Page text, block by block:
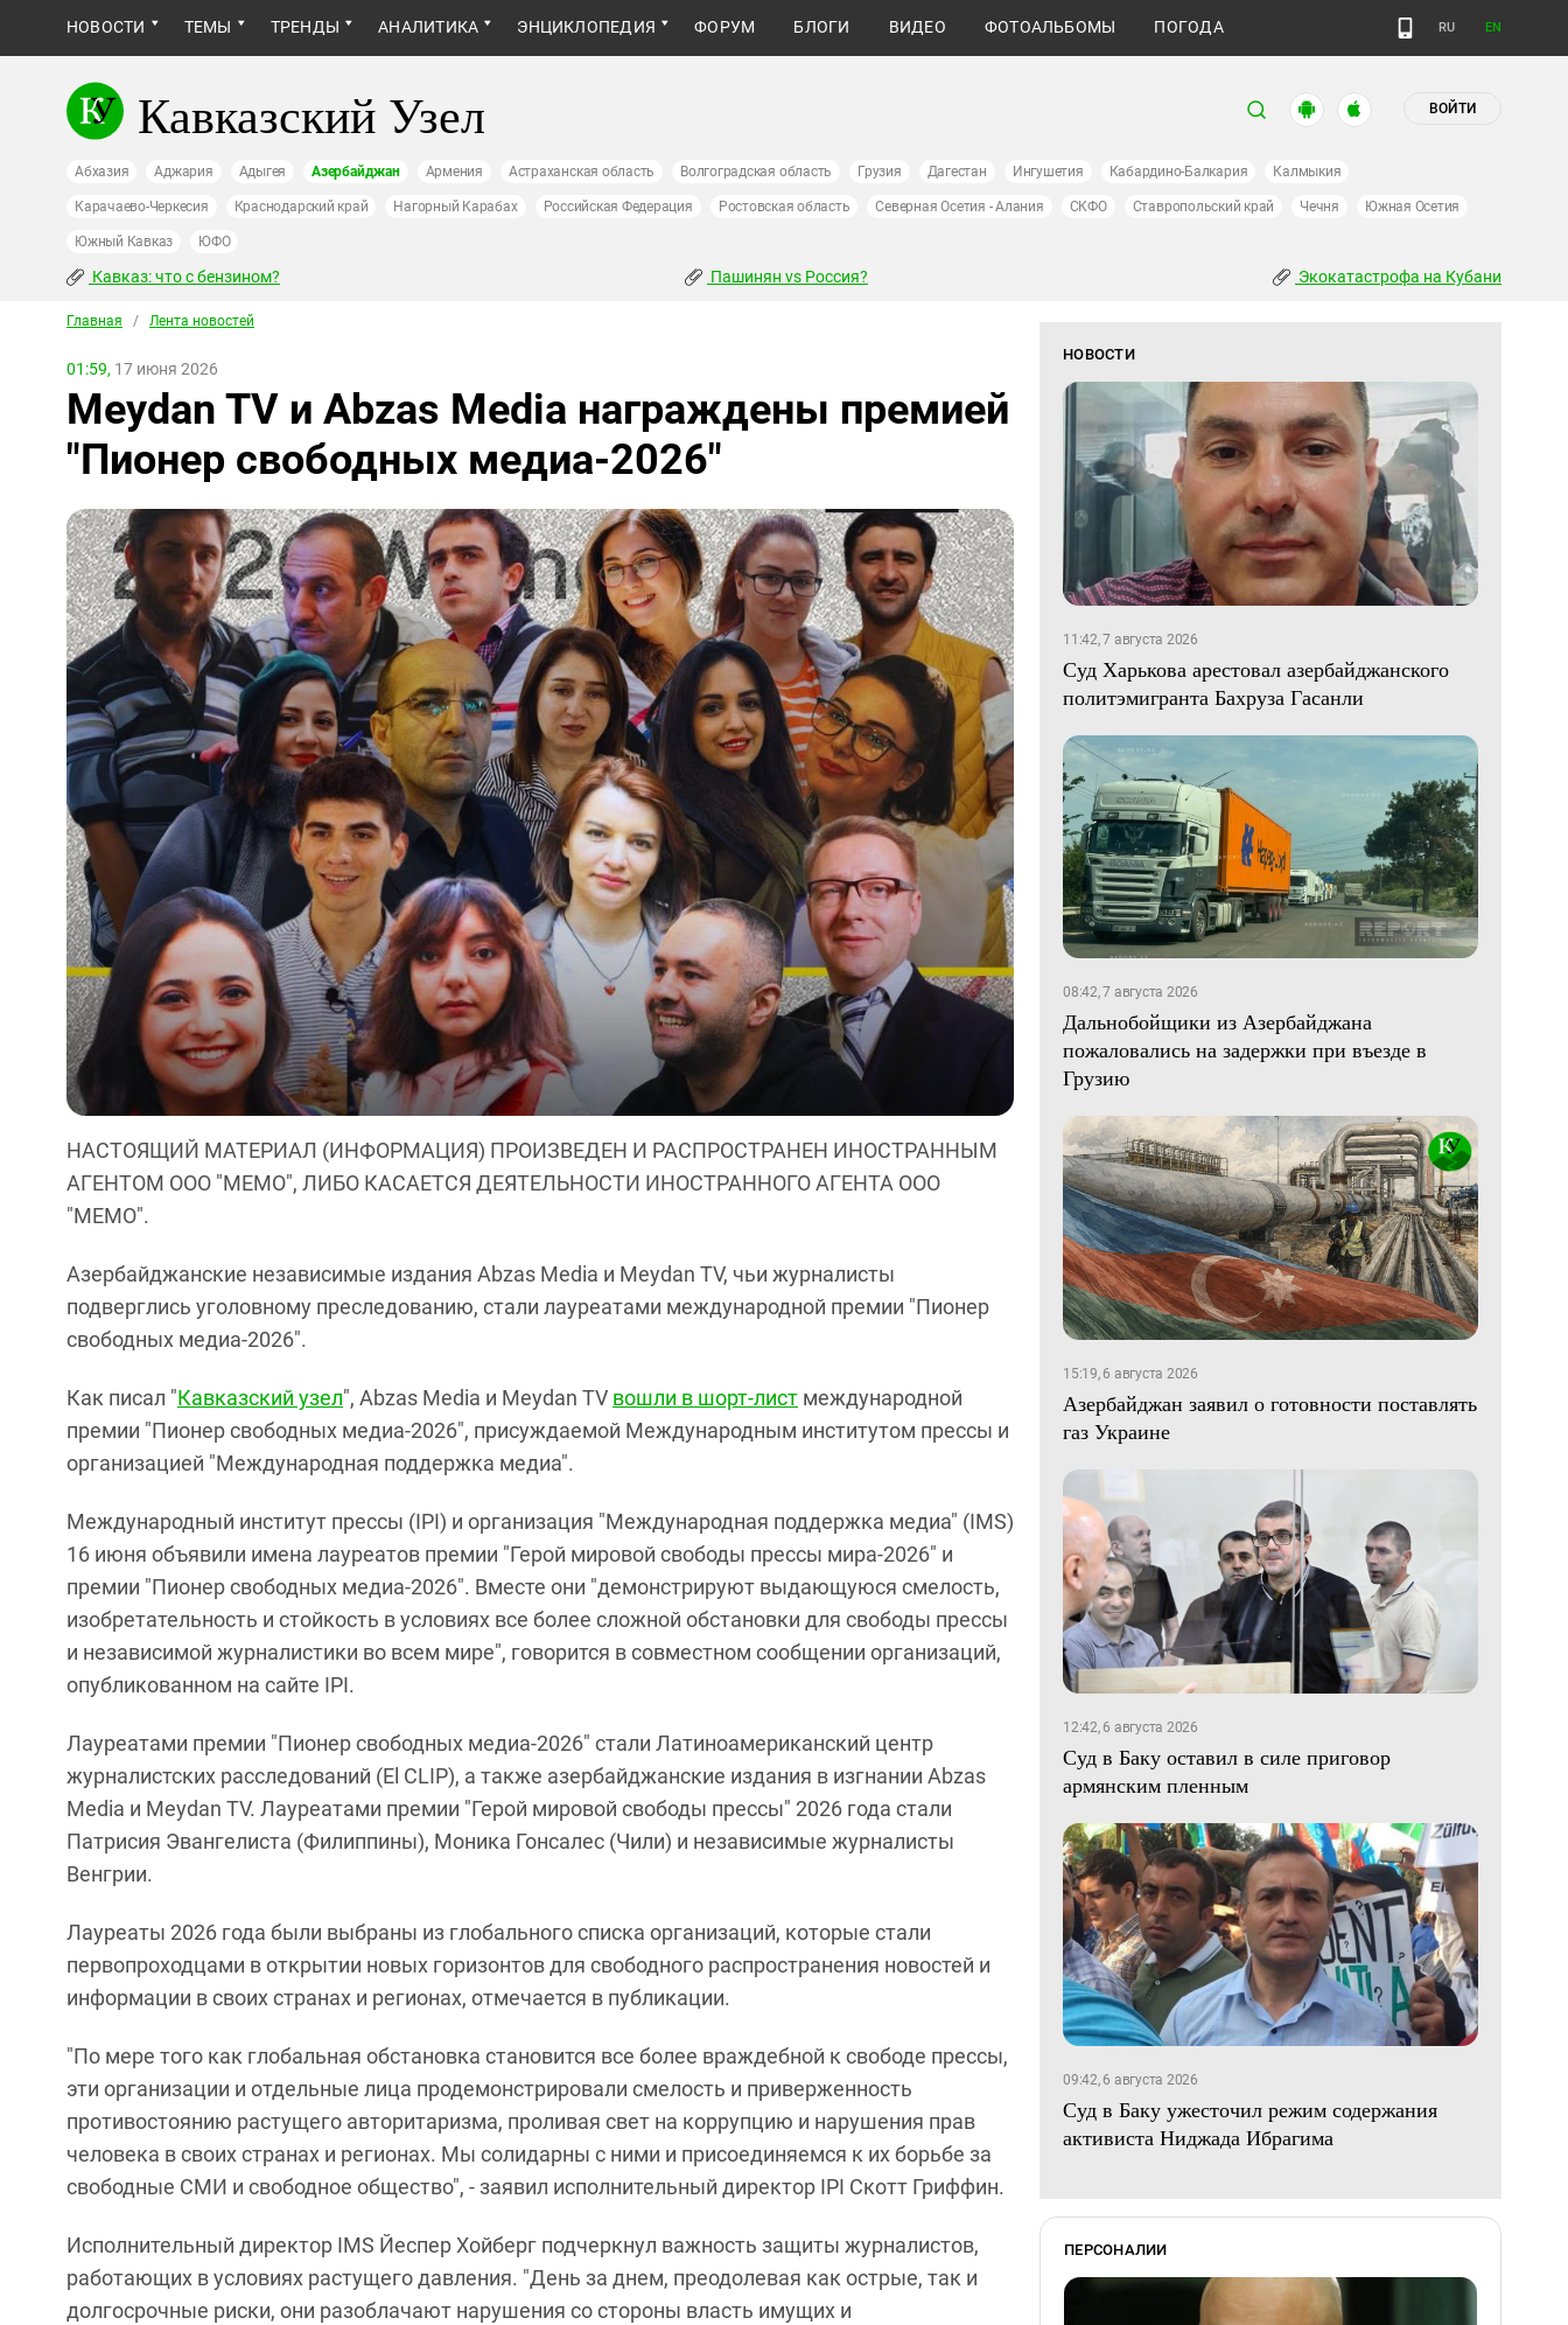
НОВОСТИ ТЕМЫ ТРЕНДЫ АНАЛИТИКА ЭНЦИКЛОПЕДИЯ ФОРУМ БЛОГИ ВИДЕО ФОТОАЛЬБОМЫ ПОГОДА RU EN
Кавказский Узел ВОЙТИ
Абхазия Аджария Адыгея Азербайджан Армения Астраханская область Волгоградская область Грузия Дагестан Ингушетия Кабардино-Балкария Калмыкия
Карачаево-Черкесия Краснодарский край Нагорный Карабах Российская Федерация Ростовская область Северная Осетия - Алания СКФО Ставропольский край Чечня Южная Осетия
Южный Кавказ ЮФО
Кавказ: что с бензином? Пашинян vs Россия? Экокатастрофа на Кубани
Главная / Лента новостей
01:59, 17 июня 2026
Meydan TV и Abzas Media награждены премией
"Пионер свободных медиа-2026"
НАСТОЯЩИЙ МАТЕРИАЛ (ИНФОРМАЦИЯ) ПРОИЗВЕДЕН И РАСПРОСТРАНЕН ИНОСТРАННЫМ
АГЕНТОМ ООО "МЕМО", ЛИБО КАСАЕТСЯ ДЕЯТЕЛЬНОСТИ ИНОСТРАННОГО АГЕНТА ООО
"МЕМО".
Азербайджанские независимые издания Abzas Media и Meydan TV, чьи журналисты
подверглись уголовному преследованию, стали лауреатами международной премии "Пионер
свободных медиа-2026".
Как писал "Кавказский узел", Abzas Media и Meydan TV вошли в шорт-лист международной
премии "Пионер свободных медиа-2026", присуждаемой Международным институтом прессы и
организацией "Международная поддержка медиа".
Международный институт прессы (IPI) и организация "Международная поддержка медиа" (IMS)
16 июня объявили имена лауреатов премии "Герой мировой свободы прессы мира-2026" и
премии "Пионер свободных медиа-2026". Вместе они "демонстрируют выдающуюся смелость,
изобретательность и стойкость в условиях все более сложной обстановки для свободы прессы
и независимой журналистики во всем мире", говорится в совместном сообщении организаций,
опубликованном на сайте IPI.
Лауреатами премии "Пионер свободных медиа-2026" стали Латиноамериканский центр
журналистских расследований (El CLIP), а также азербайджанские издания в изгнании Abzas
Media и Meydan TV. Лауреатами премии "Герой мировой свободы прессы" 2026 года стали
Патрисия Эвангелиста (Филиппины), Моника Гонсалес (Чили) и независимые журналисты
Венгрии.
Лауреаты 2026 года были выбраны из глобального списка организаций, которые стали
первопроходцами в открытии новых горизонтов для свободного распространения новостей и
информации в своих странах и регионах, отмечается в публикации.
"По мере того как глобальная обстановка становится все более враждебной к свободе прессы,
эти организации и отдельные лица продемонстрировали смелость и приверженность
противостоянию растущего авторитаризма, проливая свет на коррупцию и нарушения прав
человека в своих странах и регионах. Мы солидарны с ними и присоединяемся к их борьбе за
свободные СМИ и свободное общество", - заявил исполнительный директор IPI Скотт Гриффин.
Исполнительный директор IMS Йеспер Хойберг подчеркнул важность защиты журналистов,
работающих в условиях растущего давления. "День за днем, преодолевая как острые, так и
долгосрочные риски, они разоблачают нарушения со стороны власть имущих и
НОВОСТИ
11:42, 7 августа 2026
Суд Харькова арестовал азербайджанского
политэмигранта Бахруза Гасанли
08:42, 7 августа 2026
Дальнобойщики из Азербайджана
пожаловались на задержки при въезде в
Грузию
15:19, 6 августа 2026
Азербайджан заявил о готовности поставлять
газ Украине
12:42, 6 августа 2026
Суд в Баку оставил в силе приговор
армянским пленным
09:42, 6 августа 2026
Суд в Баку ужесточил режим содержания
активиста Ниджада Ибрагима
ПЕРСОНАЛИИ